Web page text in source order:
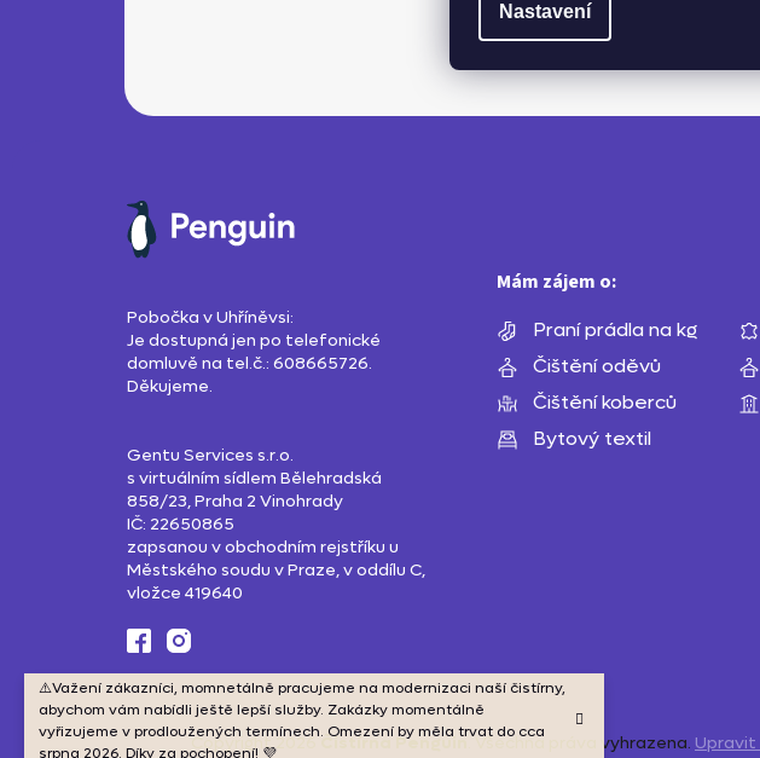
Nastavení
⚠️Važení zákazníci, momnetálně pracujeme na modernizaci naší čistírny,
abychom vám nabídli ještě lepší služby. Zakázky momentálně
vyřizujeme v prodloužených termínech. Omezení by měla trvat do cca
srpna 2026. Díky za pochopení! 💜
Pobočka v Uhříněvsi:
Je dostupná jen po telefonické
domluvě na tel.č.: 608665726.
Děkujeme.
Gentu Services s.r.o.
s virtuálním sídlem Bělehradská
858/23, Praha 2 Vinohrady
IČ: 22650865
zapsanou v obchodním rejstříku u
Městského soudu v Praze, v oddílu C,
vložce 419640
Mám zájem o:
Praní prádla na kg
Čištění oděvů
Čištění koberců
Bytový textil
Copyright 2026Čistírna Penguin . Všechna práva vyhrazena. Upravit